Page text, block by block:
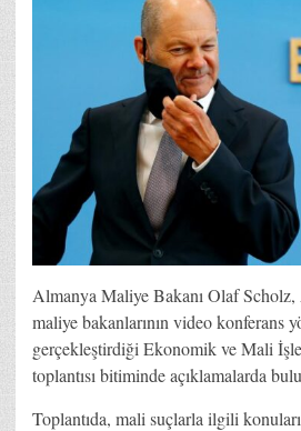
Almanya Maliye Bakanı Olaf
maliye bakanlarının video konferans
gerçekleştirdiği Ekonomik ve Mali
toplantısı bitiminde açıklamalarda
Toplantıda, mali suçlarla ilgili